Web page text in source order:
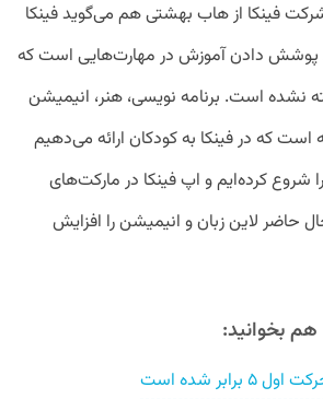
فینکا از هاب بهشتی هم می‌گوید فینکا
پوشش دادن آموزش در مهارت‌هایی است که
نشده است. برنامه نویسی، هنر، انیمیشن
است که در فینکا به کودکان ارائه می‌دهیم
شروع کرده‌ایم و اپ فینکا در مارکت‌های
حاضر لاین زبان و انیمیشن را افزایش
بخوانید:
برابر شده است